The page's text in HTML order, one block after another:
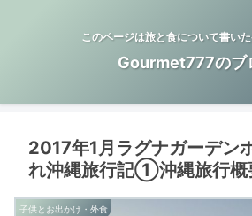
このページは旅と食について書いた
Gourmet777のブ
2017年1月ラグナガーデ
れ沖縄旅行記①沖縄旅行概
子供とお出かけ・外食